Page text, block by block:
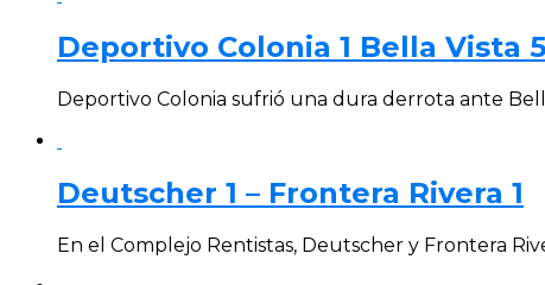
Deportivo Colonia 1 Bella Vista 5
Deportivo Colonia sufrió una dura derrota ante
Deutscher 1 – Frontera Rivera 1
En el Complejo Rentistas, Deutscher y Frontera